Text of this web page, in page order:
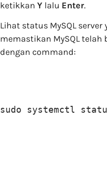
ketikkan Y lalu Enter.
Lihat status MySQL
memastikan MySQL
dengan command:
sudo systemctl